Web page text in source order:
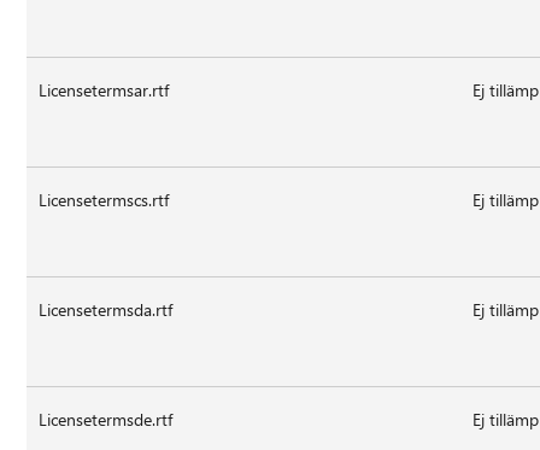
Licensetermsar.rtf Ej
Licensetermscs.rtf Ej
Licensetermsda.rtf Ej
Licensetermsde.rtf Ej